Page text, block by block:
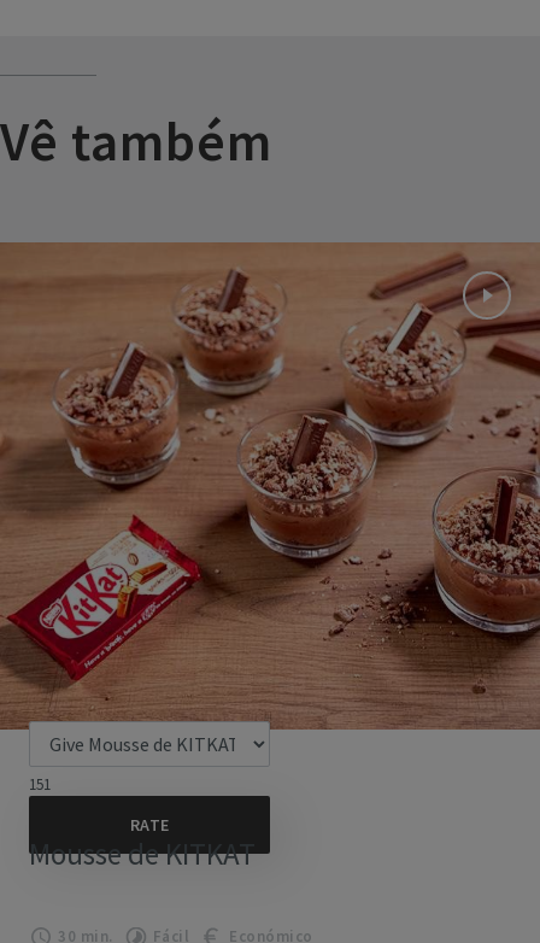
Vê também
151
Mousse de KITKAT
30 min. Fácil Económico